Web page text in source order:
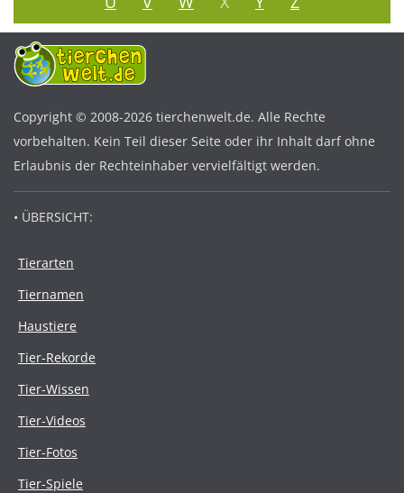
Copyright © 2008-2026 tierchenwelt.de. Alle Rechte
vorbehalten. Kein Teil dieser Seite oder ihr Inhalt darf ohne
Erlaubnis der Rechteinhaber vervielfältigt werden.
• ÜBERSICHT:
Tierarten
Tiernamen
Haustiere
Tier-Rekorde
Tier-Wissen
Tier-Videos
Tier-Fotos
Tier-Spiele